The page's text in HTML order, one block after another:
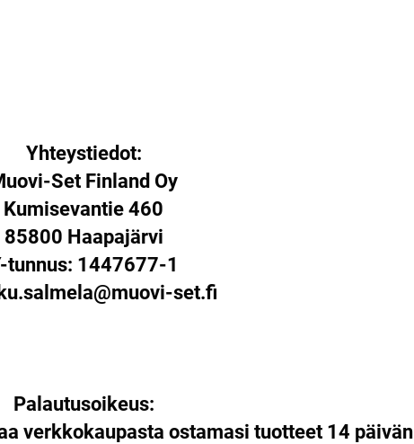
Yhteystiedot:
Set Finland Oy
Kumisevantie 460
85800 Haapajärvi
tunnus: 1447677-1
set.fi
Palautusoikeus:
verkkokaupasta ostamasi tuotteet 14 päivän